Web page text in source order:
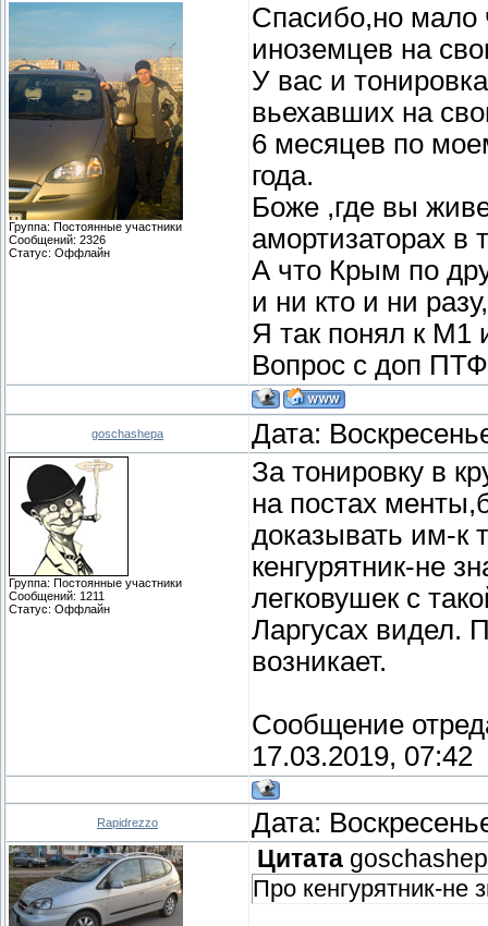
Группа: Постоянные участники
Сообщений: 2326
Статус: Оффлайн
Спасибо,но мало
иноземцев на
У вас и
вьехавших на
6 месяцев по
года.
Боже ,где вы
амортизаторах в
А что Крым по
и ни кто и ни
Я так понял к М1
Вопрос с доп
goschashepa Дата:
Группа: Постоянные участники
Сообщений: 1211
Статус: Оффлайн
За тонировку в
на постах
доказывать им-к
кенгурятник-не
легковушек с
Ларгусах видел.
возникает.
Сообщение
17.03.2019, 07:42
Rapidrezzo Дата:
Цитата
Про кенгурятник-не